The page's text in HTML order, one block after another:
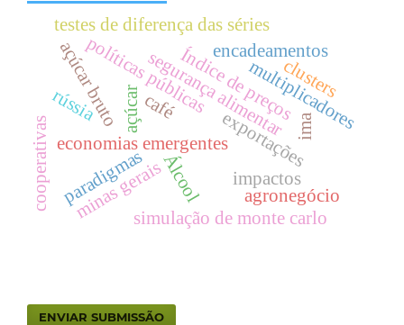
economias emergentes
políticas públicassegurança alimentar
Índice de preços
testes de diferença das séries
açúcar
Álcool
exportações
cooperativas impactos
encadeamentos
multiplicadores
agronegócio
minas gerais
café
simulação de monte carlo
clusters
ima
paradigmas
açúcar bruto
rússia
ENVIAR SUBMISSÃO